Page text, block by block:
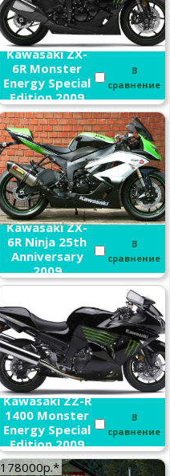
Kawasaki ZX-
6R Monster
Energy Special
Edition 2009
В
сравнение
Kawasaki ZX-
6R Ninja 25th
Anniversary
2009
В
сравнение
Kawasaki ZZ-R
1400 Monster
Energy Special
Edition 2009
В
сравнение
178000р.*